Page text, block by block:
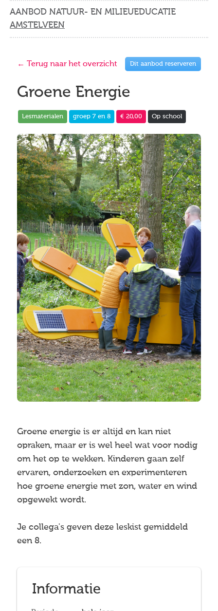
AANBOD NATUUR- EN MILIEUEDUCATIE
AMSTELVEEN
← Terug naar het overzicht Dit aanbod reserveren
Groene Energie
Lesmaterialen groep 7 en 8 € 20,00 Op school
Groene energie is er altijd en kan niet
opraken, maar er is wel heel wat voor nodig
om het op te wekken. Kinderen gaan zelf
ervaren, onderzoeken en experimenteren
hoe groene energie met zon, water en wind
opgewekt wordt.
Je collega's geven deze leskist gemiddeld
een 8.
Informatie